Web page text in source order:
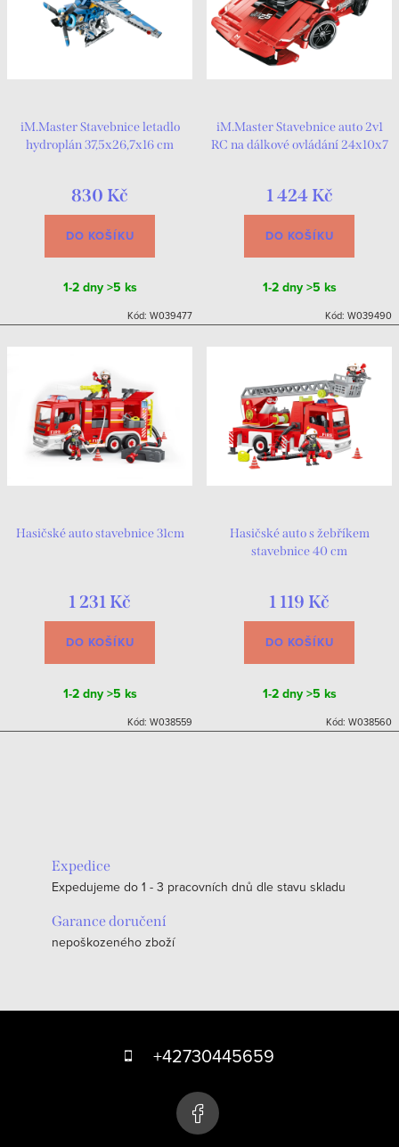
iM.Master Stavebnice letadlo
hydroplán 37,5x26,7x16 cm
830 Kč
DO KOŠÍKU
1-2 dny>5 ks
Kód: W039477
iM.Master Stavebnice auto 2v1
RC na dálkové ovládání 24x10x7
1 424 Kč
DO KOŠÍKU
1-2 dny>5 ks
Kód: W039490
Hasičské auto stavebnice 31cm
1 231 Kč
DO KOŠÍKU
1-2 dny>5 ks
Kód: W038559
Hasičské auto s žebříkem
stavebnice 40 cm
1 119 Kč
DO KOŠÍKU
1-2 dny>5 ks
Kód: W038560
Expedice
Expedujeme do 1 - 3 pracovních dnů dle stavu skladu
Garance doručení
nepoškozeného zboží
+42730445659